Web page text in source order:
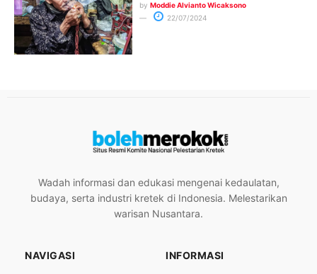
by Moddie Alvianto Wicaksono
22/07/2024
Wadah informasi dan edukasi mengenai kedaulatan,
budaya, serta industri kretek di Indonesia. Melestarikan
warisan Nusantara.
NAVIGASI INFORMASI